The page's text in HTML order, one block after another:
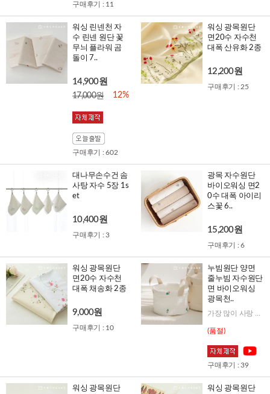
구매후기 : 11
워싱 린넨천 자
수 린넨 원단 꽃
무늬 플라워 곰
돌이 7..
14,900원
17,000원 12%
구매후기 : 602
워싱 광목원단
면20수 자수천
대폭 산유화 2종
12,200원
구매후기 : 25
대나무손수건 솜
사탕 자수 5장 1s
et
10,400원
구매후기 : 3
광목 자수원단
바이오워싱 면2
0수 대폭 아이리
스꽃 6..
15,200원
구매후기 : 6
워싱 광목원단
면20수 자수천
대폭 채송화 2종
9,000원
구매후기 : 10
누빔원단 양면
줄누빔 자수원단
면 바이오워싱
광목천..
(품절)
구매후기 : 39
워싱 광목원단
워싱 광목원단